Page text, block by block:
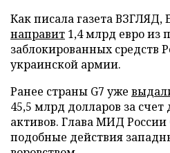
Как писала газета ВЗГЛЯД,
направит 1,4 млрд евро из
заблокированных средств
украинской армии.
Ранее страны G7 уже
45,5 млрд долларов за счет
активов. Глава МИД России
подобные действия